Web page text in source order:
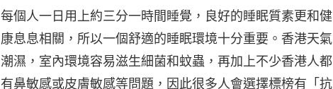
每個人一日用上約三分一時間睡覺，良好的睡眠質素更和健
康息息相關，所以一個舒適的睡眠環境十分重要。香港天氣
潮濕，室內環境容易滋生細菌和蚊蟲，再加上不少香港人都
有鼻敏感或皮膚敏感等問題，因此很多人會選擇標榜有「抗